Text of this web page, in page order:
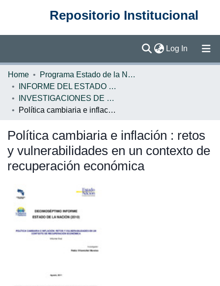
Repositorio Institucional
Log In (current)
Communities & Collections
Statistics
Home
Programa Estado de la Nación (PEN)
INFORME DEL ESTADO DE LA NACION
INVESTIGACIONES DE BASE EN
Política cambiaria e inflación : retos y vulnerabilidades en un contexto de recuperación económica
Política cambiaria e inflación : retos
y vulnerabilidades en un contexto de
recuperación económica